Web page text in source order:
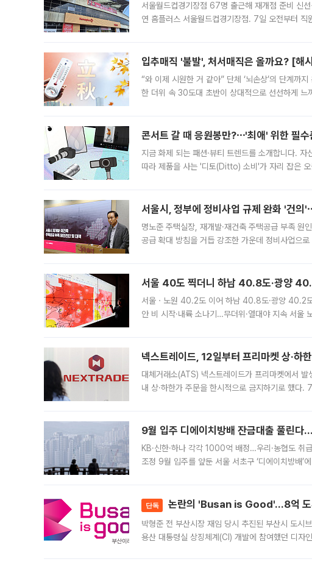
서울월드컵경기장점 67명 출근해 재개점 준비 신
연 홈플러스 서울월드컵경기장점. 7일 오전부터
입추매직 '불발', 처서매직은 올까요? [해
“와 이제 시원한 거 같아” 단체 ‘뇌손상’의 단계까
한 더위 속 30도대 초반이 상대적으로 선선하게
콘서트 갈 때 응원봉만?⋯'최애' 위한 필
지금 화제 되는 패션·뷰티 트렌드를 소개합니다.
따라 제품을 사는 '디토(Ditto) 소비'가 자리 잡은
서울시, 정부에 정비사업 규제 완화 '건
명노준 주택실장, 재개발·재건축 주택공급 부족 원
공급 확대 방침을 거듭 강조한 가운데 정비사업으
서울 40도 찍더니 하남 40.8도·광양
서울ㆍ노원 40.2도 이어 하남 40.8도·광양 40.2
안 비 시작·내륙 소나기…무더위·열대야 지속 서울
넥스트레이드, 12일부터 프리마켓 상·하
대체거래소(ATS) 넥스트레이드가 프리마켓에서
내 상·하한가 주문을 한시적으로 금지하기로 했다.
9월 입주 디에이치방배 잔금대출 풀린
KB·신한·하나 각각 1000억 배정…우리·농협도 취
조정 9월 입주를 앞둔 서울 서초구 ‘디에이치방배
단독 논란의 'Busan is Good'…8억 도
박형준 전 부산시장 재임 당시 추진된 부산시 도
용산 대통령실 상징체계(CI) 개발에 참여했던 디자